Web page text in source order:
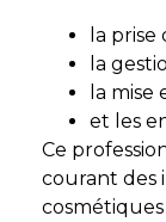
la prise
la
la
et les
Ce
courant des